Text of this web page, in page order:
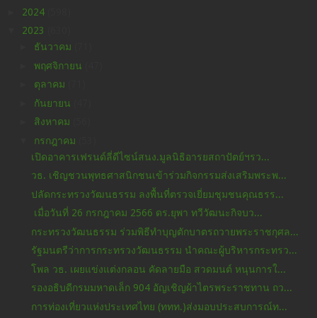
2024
2023
ธันวาคม
พฤศจิกายน
ตุลาคม
กันยายน
สิงหาคม
กรกฎาคม
เปิดอาคารเฟรนด์ลี่ดีไซน์สนง.มูลนิธิอารยสถาปัตย์ฯรว...
วธ. เชิญชวนพุทธศาสนิกชนเข้าร่วมกิจกรรมส่งเสริมพระพ...
ปลัดกระทรวงวัฒนธรรม ลงพื้นที่ตรวจเยี่ยมชุมชนคุณธรร...
เมื่อวันที่ 26 กรกฎาคม 2566 ดร.ยุพา ทวีวัฒนะกิจบว...
กระทรวงวัฒนธรรม ร่วมพิธีทำบุญตักบาตรถวายพระราชกุศล...
รัฐมนตรีว่าการกระทรวงวัฒนธรรม นำคณะผู้บริหารกระทรว...
โพล วธ. เผยแข่งแต่งกลอน คัดลายมือ สวดมนต์ หนุนการใ...
รองอธิบดีกรมมหาดเล็ก 904 อัญเชิญผ้าไตรพระราชทาน ถว...
การท่องเที่ยวแห่งประเทศไทย (ททท.)ส่งมอบประสบการณ์ท...